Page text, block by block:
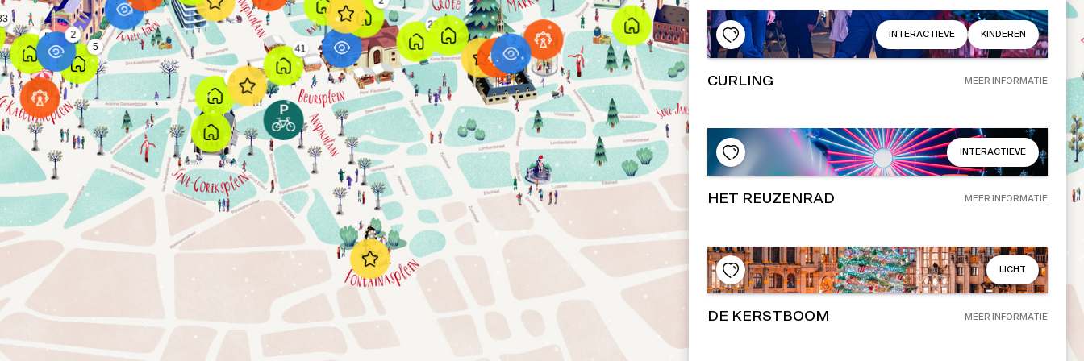
INTERACTIEVE KINDEREN
CURLING MEER INFORMATIE
INTERACTIEVE
HET REUZENRAD MEER INFORMATIE
LICHT
DE KERSTBOOM MEER INFORMATIE